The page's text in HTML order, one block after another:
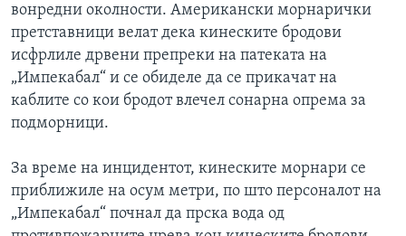
вонредни околности. Американски морнарички
претставници велат дека кинеските бродови
исфрлиле дрвени препреки на патеката на
„Импекабал“ и се обиделе да се прикачат на
каблите со кои бродот влечел сонарна опрема за
подморници.
За време на инцидентот, кинеските морнари се
приближиле на осум метри, по што персоналот на
„Импекабал“ почнал да прска вода од